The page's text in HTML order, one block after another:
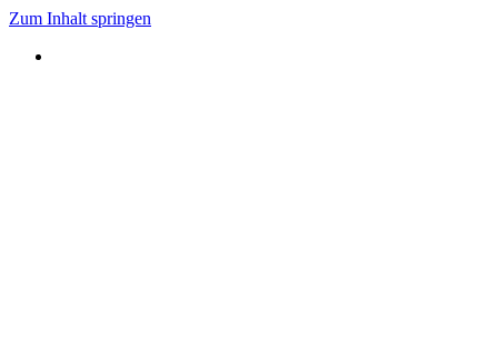
Zum Inhalt springen